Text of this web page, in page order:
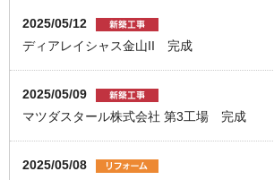
2025/05/12
ディアレイシャス金山II 完成
2025/05/09
マツダスタール株式会社 第3工場 完成
2025/05/08